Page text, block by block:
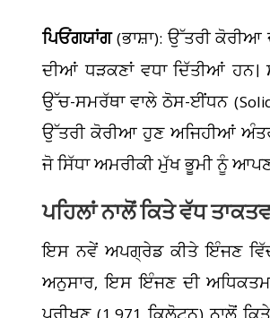
ਪਿਓਂਗਯਾਂਗ(ਭਾਸ਼ਾ): ਉੱਤਰੀ
ਦੀਆਂ ਧੜਕਣਾਂ ਵਧਾ ਦਿੱਤੀਆਂ
ਉੱਚ-ਸਮਰੱਥਾ ਵਾਲੇ ਠੋਸ-ਈਂਧਨ
ਉੱਤਰੀ ਕੋਰੀਆ ਹੁਣ ਅਜਿਹੀਆਂ ਅੰਤਰ-
ਜੋ ਸਿੱਧਾ ਅਮਰੀਕੀ ਮੁੱਖ ਭੂਮੀ ਨੂੰ
ਪਹਿਲਾਂ ਨਾਲੋਂ ਕਿਤੇ ਵੱਧ
ਇਸ ਨਵੇਂ ਅਪਗ੍ਰੇਡ ਕੀਤੇ ਇੰਜਣ ਵਿੱਚ
ਅਨੁਸਾਰ, ਇਸ ਇੰਜਣ ਦੀ ਅਧਿਕਤਮ